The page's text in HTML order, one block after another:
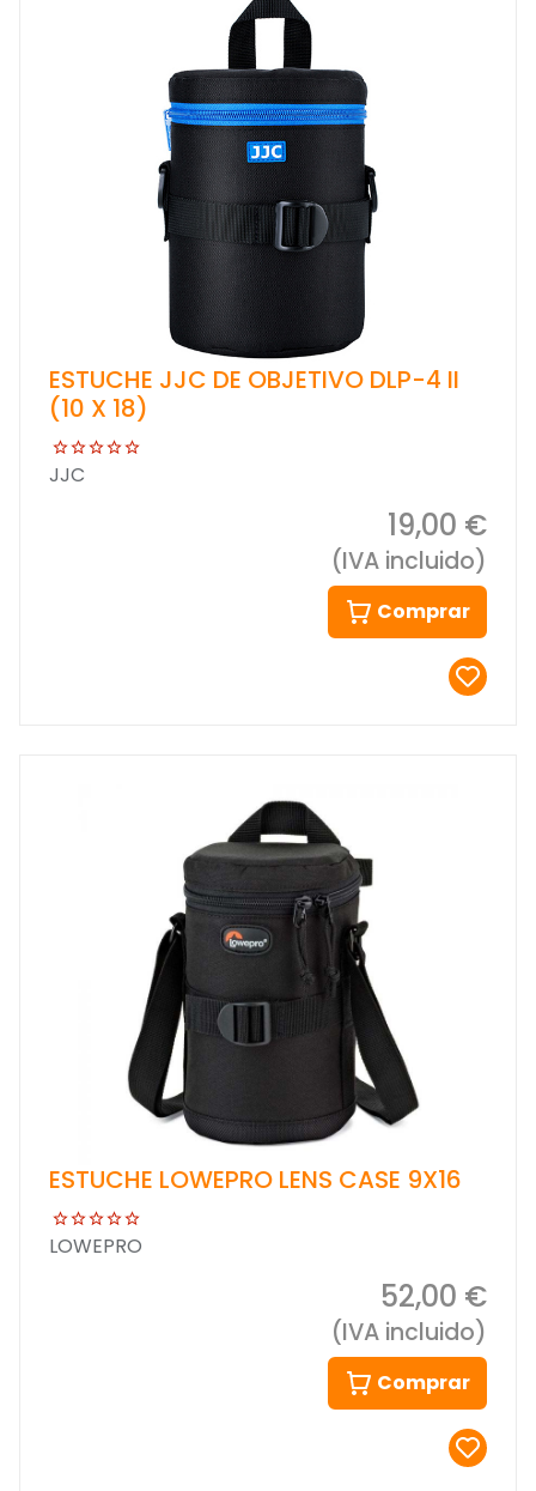
ESTUCHE JJC DE OBJETIVO DLP-4 II
(10 X 18)
JJC
19,00 €
(IVA incluido)
Comprar
ESTUCHE LOWEPRO LENS CASE 9X16
LOWEPRO
52,00 €
(IVA incluido)
Comprar